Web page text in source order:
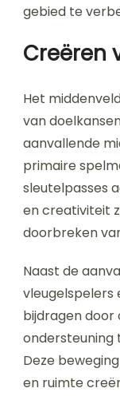
gebied te
Creëren
Het
van
aanvallende
primaire
sleutelpasses
en creativiteit
doorbreken
Naast de
vleugelspelers
bijdragen
ondersteuning
Deze
en ruimte